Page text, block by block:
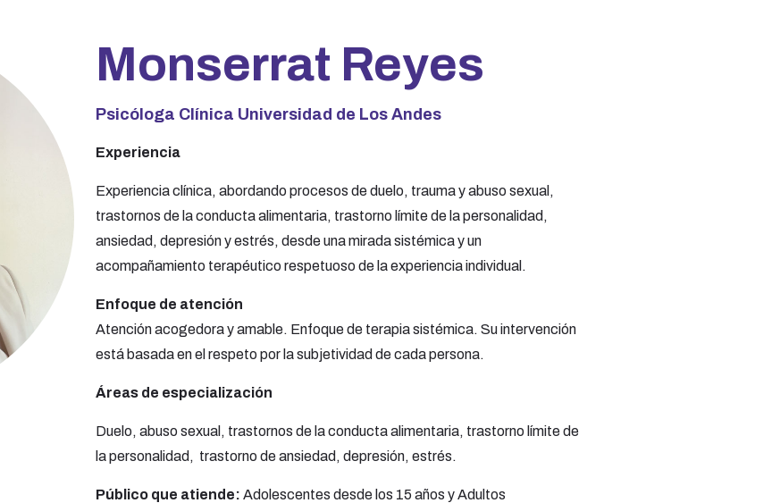
Monserrat Reyes
Psicóloga Clínica Universidad de Los Andes
Experiencia
Experiencia clínica, abordando procesos de duelo, trauma y abuso sexual,
trastornos de la conducta alimentaria, trastorno límite de la personalidad,
ansiedad, depresión y estrés, desde una mirada sistémica y un
acompañamiento terapéutico respetuoso de la experiencia individual.
Enfoque de atención
Atención acogedora y amable. Enfoque de terapia sistémica. Su intervención
está basada en el respeto por la subjetividad de cada persona.
Áreas de especialización
Duelo, abuso sexual, trastornos de la conducta alimentaria, trastorno límite de
la personalidad, trastorno de ansiedad, depresión, estrés.
Público que atiende: Adolescentes desde los 15 años y Adultos